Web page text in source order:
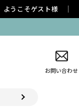
ようこそゲスト様
お問い合わせ